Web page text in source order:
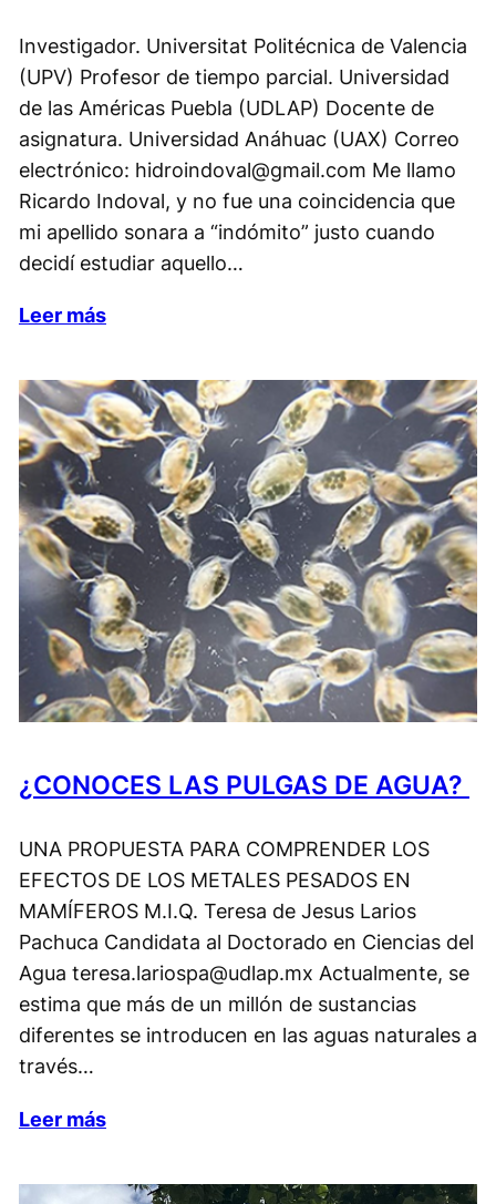
Investigador. Universitat Politécnica de Valencia
(UPV) Profesor de tiempo parcial. Universidad
de las Américas Puebla (UDLAP) Docente de
asignatura. Universidad Anáhuac (UAX) Correo
electrónico: hidroindoval@gmail.com Me llamo
Ricardo Indoval, y no fue una coincidencia que
mi apellido sonara a “indómito” justo cuando
decidí estudiar aquello…
Leer más
¿CONOCES LAS PULGAS DE AGUA?
UNA PROPUESTA PARA COMPRENDER LOS
EFECTOS DE LOS METALES PESADOS EN
MAMÍFEROS M.I.Q. Teresa de Jesus Larios
Pachuca Candidata al Doctorado en Ciencias del
Agua teresa.lariospa@udlap.mx Actualmente, se
estima que más de un millón de sustancias
diferentes se introducen en las aguas naturales a
través…
Leer más